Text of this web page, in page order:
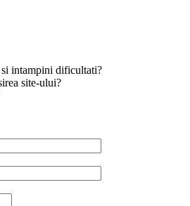
intampini dificultati?
site-ului?